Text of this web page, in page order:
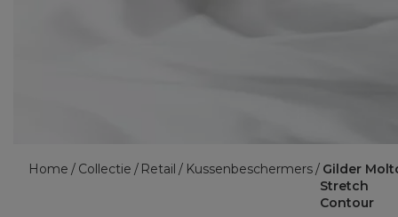
Home Collectie Retail Kussenbeschermers
Gilder
Stretch
Contour